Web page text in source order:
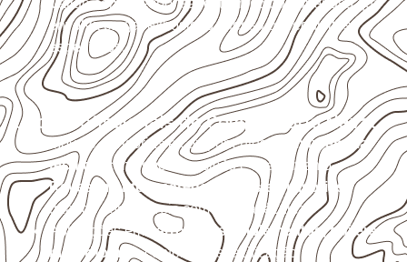
Valide com o responsável técnico qualquer uso que
envolva carga, exposição intensa ou requisitos
específicos.
Usos profissionais do Compensado Naval
Móveis, divisórias e componentes de
marcenaria
técnica
, conforme exposição e acabamento.
Revestimentos, paredes, pisos e divisórias
quando compatíveis com a ficha técnica.
Aplicações em
carrocerias, implementos, trailers e
motorhomes, conforme especificação.